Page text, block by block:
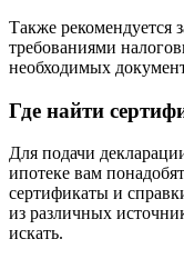
Также рекомендуется
требованиями
необходимых
Где найти
Для подачи
ипотеке вам
сертификаты и
из различных
искать.